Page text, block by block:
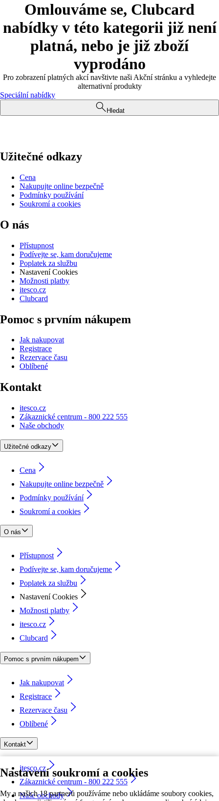
Nastavení soukromí a cookies
My a našich 18 partnerů používáme nebo ukládáme soubory cookies,
Omlouváme se, Clubcard
nabídky v této kategorii již není
platná, nebo je již zboží
vyprodáno
Pro zobrazení platných akcí navštivte naši Akční stránku a vyhledejte
alternativní produkty
Speciální nabídky
Hledat
Užitečné odkazy
Cena
Nakupujte online bezpečně
Podmínky používání
Soukromí a cookies
O nás
Přístupnost
Podívejte se, kam doručujeme
Poplatek za službu
Nastavení Cookies
Možnosti platby
itesco.cz
Clubcard
Pomoc s prvním nákupem
Jak nakupovat
Registrace
Rezervace času
Oblíbené
Kontakt
itesco.cz
Zákaznické centrum - 800 222 555
Naše obchody
Užitečné odkazy
Cena
Nakupujte online bezpečně
Podmínky používání
Soukromí a cookies
O nás
Přístupnost
Podívejte se, kam doručujeme
Poplatek za službu
Nastavení Cookies
Možnosti platby
itesco.cz
Clubcard
Pomoc s prvním nákupem
Jak nakupovat
Registrace
Rezervace času
Oblíbené
Kontakt
itesco.cz
Zákaznické centrum - 800 222 555
Naše obchody